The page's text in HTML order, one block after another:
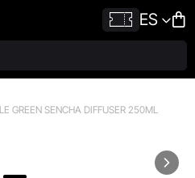
ES
GREEN SENCHA DIFFUSER 250ML